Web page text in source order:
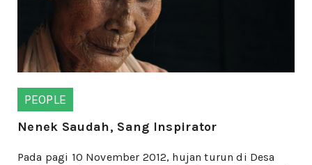
PEOPLE
Nenek Saudah, Sang Inspirator
Pada pagi 10 November 2012, hujan turun di Desa